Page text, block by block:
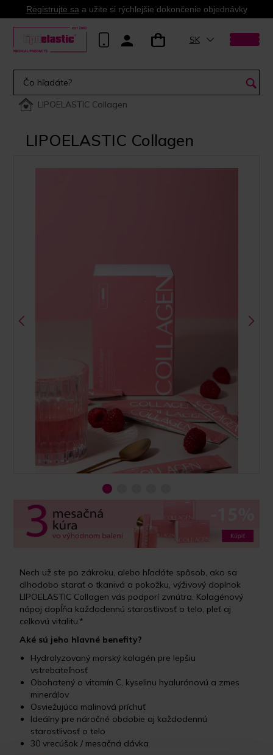
Registrujte sa a užite si rýchlejšie dokončenie objednávky
SK
LIPOELASTIC Collagen
LIPOELASTIC Collagen
Nech už ste po zákroku, alebo hľadáte spôsob, ako sa
dlhodobo starať o tkanivá a pokožku, výživový doplnok
LIPOELASTIC Collagen vás podporí zvnútra. Kolagénový
nápoj dopĺňa každodennú starostlivosť o telo, pleť aj
celkovú vitalitu.*
Aké sú jeho hlavné benefity?
Hydrolyzovaný morský kolagén pre lepšiu
vstrebateľnosť
Obohatený o vitamín C, kyselinu hyalurónovú a zmes
minerálov
Osviežujúca malinová príchuť
Ideálny pre náročné obdobie aj každodennú
starostlivosť o telo
30 vrecúšok / mesačná dávka